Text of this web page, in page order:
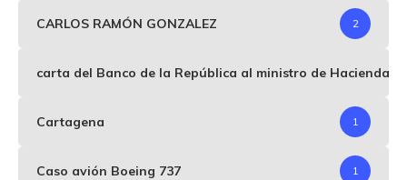
CARLOS RAMÓN GONZALEZ 2
carta del Banco de la República al ministro de Hacienda
Cartagena 1
Caso avión Boeing 737 1